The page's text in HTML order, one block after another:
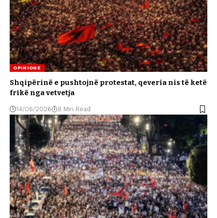
OPINIONE
Shqipërinë e pushtojnë protestat, qeveria nis të ketë
frikë nga vetvetja
14/06/2026 8 Min Read